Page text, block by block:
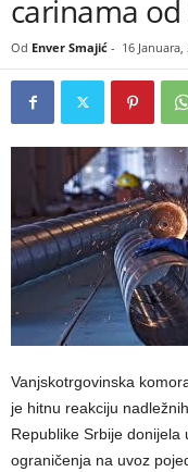
carinama od
Od Enver Smajić - 16 Januara,
Vanjskotrgovinska
je hitnu reakciju
Republike Srbije
ograničenja na uvoz